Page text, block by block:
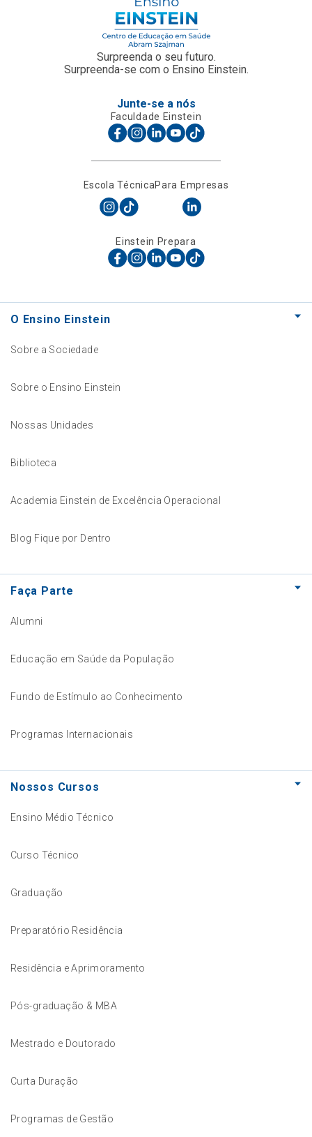
Surpreenda o seu futuro.
Surpreenda-se com o Ensino Einstein.
Junte-se a nós
Faculdade Einstein
Escola TécnicaPara Empresas
Einstein Prepara
O Ensino Einstein
Sobre a Sociedade
Sobre o Ensino Einstein
Nossas Unidades
Biblioteca
Academia Einstein de Excelência Operacional
Blog Fique por Dentro
Faça Parte
Alumni
Educação em Saúde da População
Fundo de Estímulo ao Conhecimento
Programas Internacionais
Nossos Cursos
Ensino Médio Técnico
Curso Técnico
Graduação
Preparatório Residência
Residência e Aprimoramento
Pós-graduação & MBA
Mestrado e Doutorado
Curta Duração
Programas de Gestão